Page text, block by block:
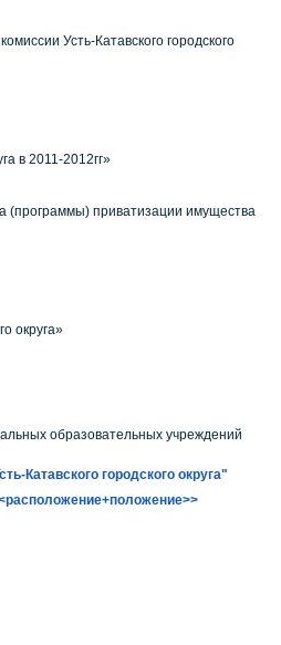
Усть-Катавского городского
в 2011-2012гг»
(программы) приватизации имущества
округа»
образовательных учреждений
Катавского городского округа"